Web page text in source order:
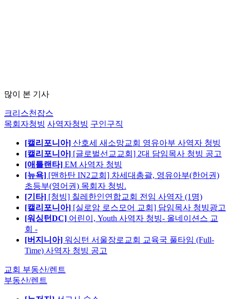
많이 본 기사
크리스천잡스
목회자청빙 사역자청빙 구인구직
[캘리포니아] 산호세 새소망교회 영유아부 사역자 청빙
[캘리포니아] [글로벌선교교회] 2대 담임목사 청빙 공고
[애틀랜타] EM 사역자 청빙
[뉴욕] [맨하탄 IN2교회] 차세대총괄, 영유아부(한어권)
초등부(영어권) 목회자 청빙.
[기타] [청빙] 칠레한인연합교회 전임 사역자 (1명)
[캘리포니아] [실로암 로스모어 교회] 담임목사 청빙광고
[워싱턴DC] 어린이, Youth 사역자 청빙- 올네이션스 교
회 -
[버지니아] 워싱턴 서울장로교회 교육국 풀타임 (Full-
Time) 사역자 청빙 공고
교회 부동산/렌트
부동산/렌트